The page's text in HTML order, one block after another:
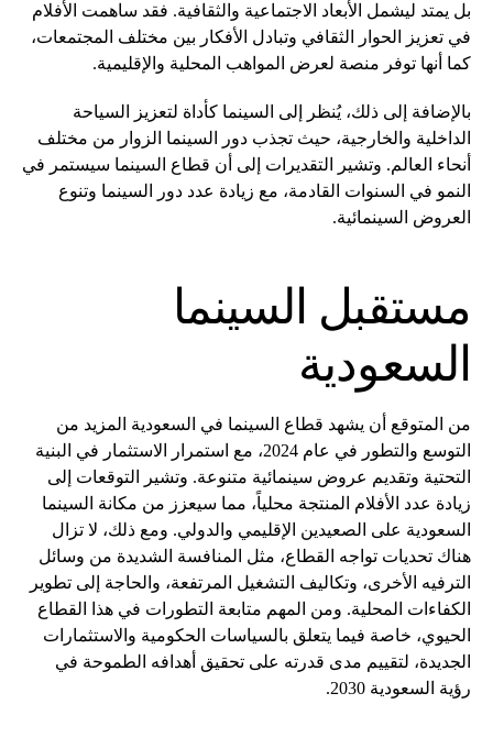
بل يمتد ليشمل الأبعاد الاجتماعية والثقافية. فقد ساهمت الأفلام
في تعزيز الحوار الثقافي وتبادل الأفكار بين مختلف المجتمعات،
كما أنها توفر منصة لعرض المواهب المحلية والإقليمية.
بالإضافة إلى ذلك، يُنظر إلى السينما كأداة لتعزيز السياحة
الداخلية والخارجية، حيث تجذب دور السينما الزوار من مختلف
أنحاء العالم. وتشير التقديرات إلى أن قطاع السينما سيستمر في
النمو في السنوات القادمة، مع زيادة عدد دور السينما وتنوع
العروض السينمائية.
مستقبل السينما
السعودية
من المتوقع أن يشهد قطاع السينما في السعودية المزيد من
التوسع والتطور في عام 2024، مع استمرار الاستثمار في البنية
التحتية وتقديم عروض سينمائية متنوعة. وتشير التوقعات إلى
زيادة عدد الأفلام المنتجة محلياً، مما سيعزز من مكانة السينما
السعودية على الصعيدين الإقليمي والدولي. ومع ذلك، لا تزال
هناك تحديات تواجه القطاع، مثل المنافسة الشديدة من وسائل
الترفيه الأخرى، وتكاليف التشغيل المرتفعة، والحاجة إلى تطوير
الكفاءات المحلية. ومن المهم متابعة التطورات في هذا القطاع
الحيوي، خاصة فيما يتعلق بالسياسات الحكومية والاستثمارات
الجديدة، لتقييم مدى قدرته على تحقيق أهدافه الطموحة في
رؤية السعودية 2030.